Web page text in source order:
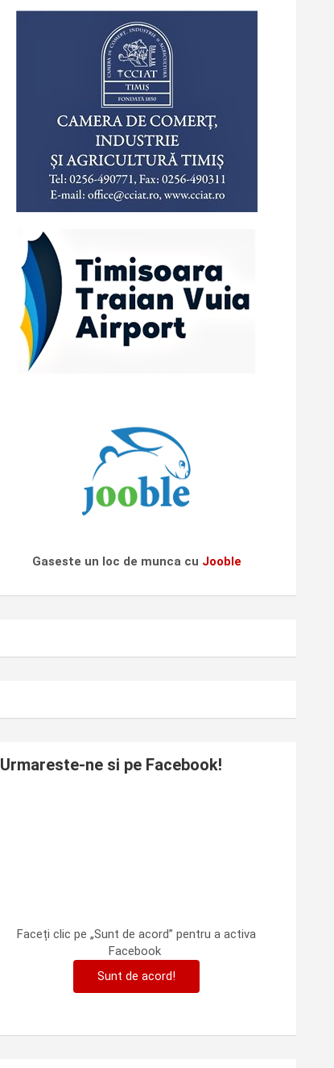
Gaseste un loc de munca cu Jooble
Urmareste-ne si pe Facebook!
Faceți clic pe „Sunt de acord” pentru a activa
Facebook
Sunt de acord!